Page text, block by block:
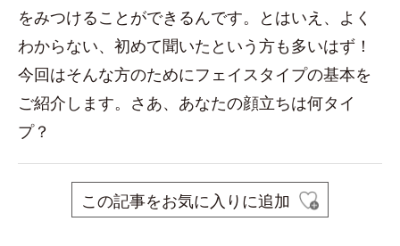
をみつけることができるんです。とはいえ、よく
わからない、初めて聞いたという方も多いはず！
今回はそんな方のためにフェイスタイプの基本を
ご紹介します。さあ、あなたの顔立ちは何タイ
プ？
この記事をお気に入りに追加